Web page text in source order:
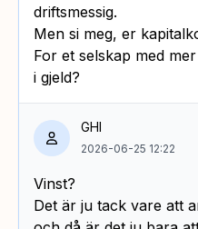
driftsmessig.
Men si meg, er
For et selskap med
i gjeld?
GHI
2026-06-25 12:22
Vinst?
Det är ju tack vare att